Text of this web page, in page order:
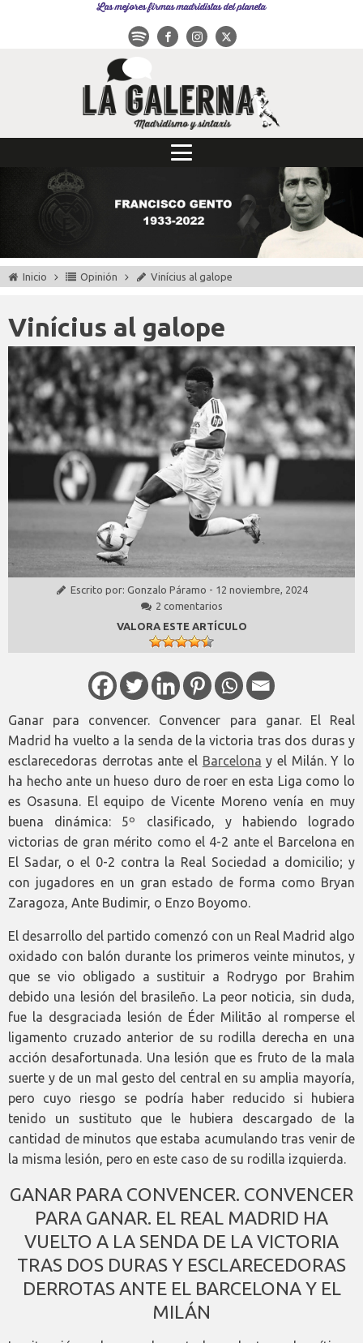
Las mejores firmas madridistas del planeta
Inicio Opinión Vinícius al galope
Vinícius al galope
Escrito por: Gonzalo Páramo - 12 noviembre, 2024
2 comentarios
VALORA ESTE ARTÍCULO
Ganar para convencer. Convencer para ganar. El Real
Madrid ha vuelto a la senda de la victoria tras dos duras y
esclarecedoras derrotas ante el Barcelona y el Milán. Y lo
ha hecho ante un hueso duro de roer en esta Liga como lo
es Osasuna. El equipo de Vicente Moreno venía en muy
buena dinámica: 5º clasificado, y habiendo logrado
victorias de gran mérito como el 4-2 ante el Barcelona en
El Sadar, o el 0-2 contra la Real Sociedad a domicilio; y
con jugadores en un gran estado de forma como Bryan
Zaragoza, Ante Budimir, o Enzo Boyomo.
El desarrollo del partido comenzó con un Real Madrid algo
oxidado con balón durante los primeros veinte minutos, y
que se vio obligado a sustituir a Rodrygo por Brahim
debido una lesión del brasileño. La peor noticia, sin duda,
fue la desgraciada lesión de Éder Militão al romperse el
ligamento cruzado anterior de su rodilla derecha en una
acción desafortunada. Una lesión que es fruto de la mala
suerte y de un mal gesto del central en su amplia mayoría,
pero cuyo riesgo se podría haber reducido si hubiera
tenido un sustituto que le hubiera descargado de la
cantidad de minutos que estaba acumulando tras venir de
la misma lesión, pero en este caso de su rodilla izquierda.
GANAR PARA CONVENCER. CONVENCER
PARA GANAR. EL REAL MADRID HA
VUELTO A LA SENDA DE LA VICTORIA
TRAS DOS DURAS Y ESCLARECEDORAS
DERROTAS ANTE EL BARCELONA Y EL
MILÁN